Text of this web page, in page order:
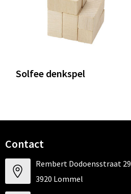
Solfee denkspel
Contact
Rembert Dodoensstraat 29
3920 Lommel